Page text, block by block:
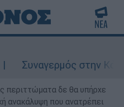
Συναγερμός στην
περιττώματα δε θα υπήρχε
ανακάλυψη που ανατρέπει